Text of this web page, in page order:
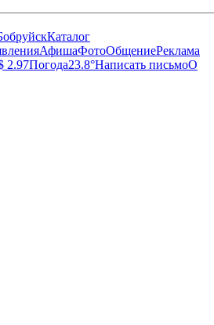
Каталог
АфишаФотоОбщениеРеклама
2.97Погода23.8°Написать письмоО